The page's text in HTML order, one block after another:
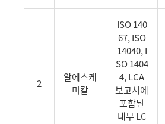
2
알에스케
미칼
ISO 140
67, ISO
14040, I
SO 1404
4, LCA
보고서에
포함된
내부 LC